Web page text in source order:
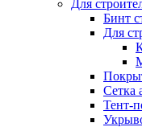
Для
Бинт
Для
Сетка
Тент-